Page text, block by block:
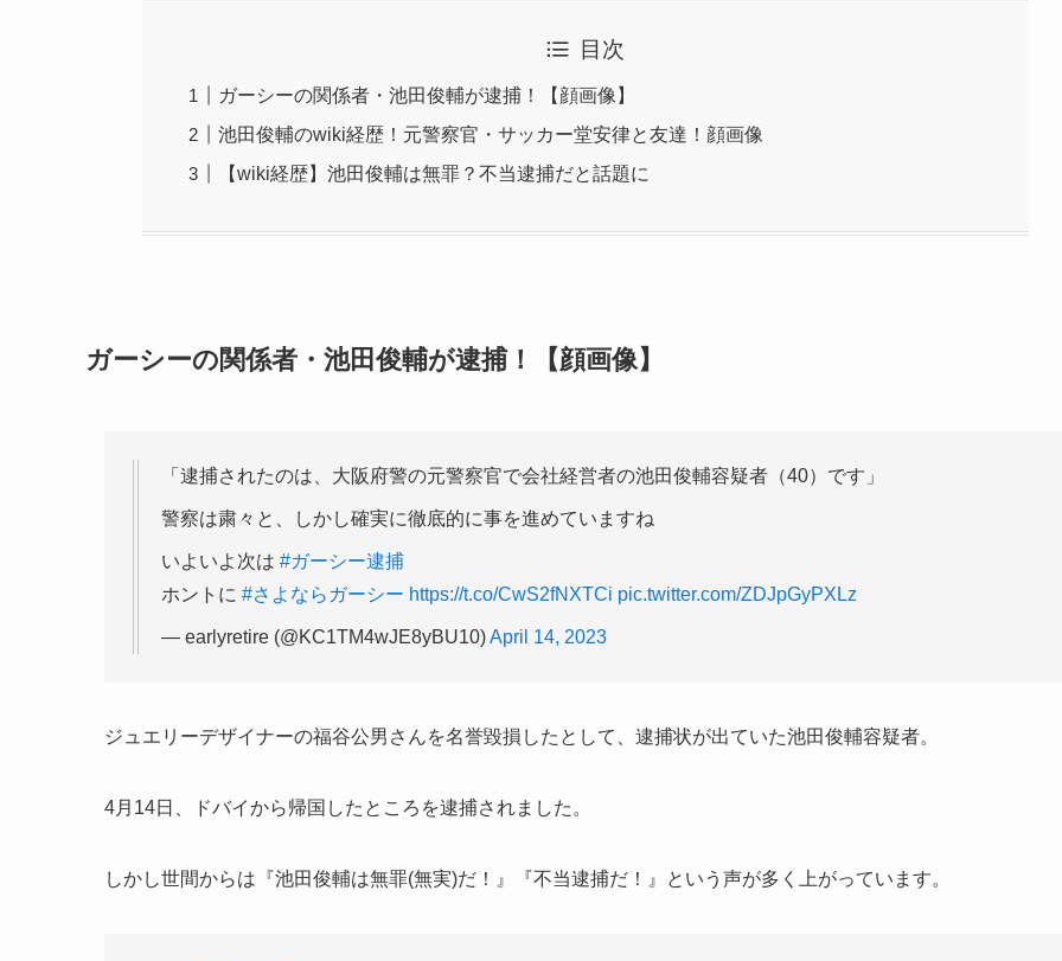
目次
ガーシーの関係者・池田俊輔が逮捕！【顔画像】
池田俊輔のwiki経歴！元警察官・サッカー堂安律と友達！顔画像
【wiki経歴】池田俊輔は無罪？不当逮捕だと話題に
ガーシーの関係者・池田俊輔が逮捕！【顔画像】
「逮捕されたのは、大阪府警の元警察官で会社経営者の池田俊輔容疑者（40）です」
警察は粛々と、しかし確実に徹底的に事を進めていますね
いよいよ次は #ガーシー逮捕
ホントに #さよならガーシー https://t.co/CwS2fNXTCi pic.twitter.com/ZDJpGyPXLz
— earlyretire (@KC1TM4wJE8yBU10)April 14, 2023
ジュエリーデザイナーの福谷公男さんを名誉毀損したとして、逮捕状が出ていた池田俊輔容疑者。
4月14日、ドバイから帰国したところを逮捕されました。
しかし世間からは『池田俊輔は無罪(無実)だ！』『不当逮捕だ！』という声が多く上がっています。